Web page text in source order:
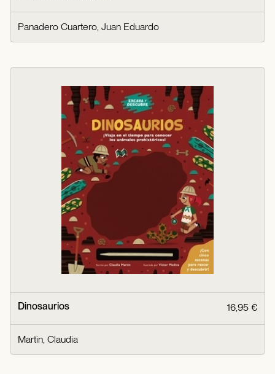
Panadero Cuartero, Juan Eduardo
Dinosaurios 16,95 €
Martin, Claudia